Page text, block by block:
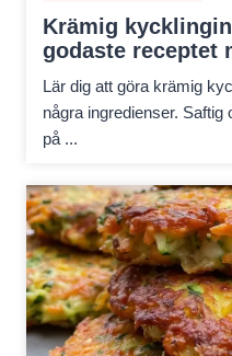
Krämig
godaste receptet
Lär dig att göra krämig
några ingredienser.
på ...